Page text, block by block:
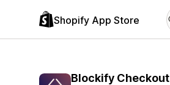
Shopify App Store
Blockify Checkout